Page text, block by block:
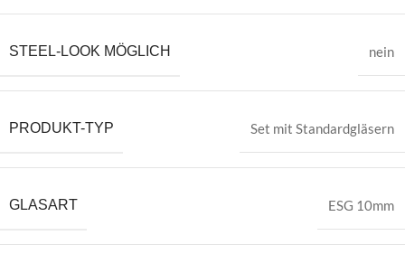
STEEL-LOOK MÖGLICH nein
PRODUKT-TYP Set mit Standardgläsern
GLASART ESG 10mm